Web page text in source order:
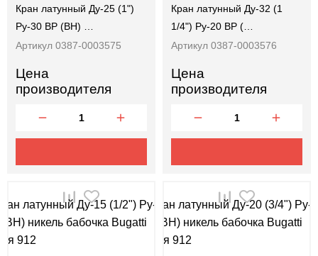
Кран латунный Ду-25 (1")
Ру-30 ВР (ВН) …
Артикул 0387-0003575
Цена
производителя
Кран латунный Ду-32 (1
1/4") Ру-20 ВР (…
Артикул 0387-0003576
Цена
производителя